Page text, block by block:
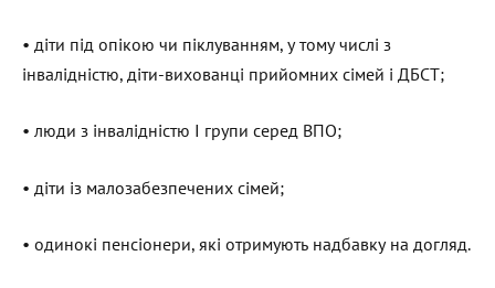
• діти під опікою чи піклуванням, у тому числі з
інвалідністю, діти-вихованці прийомних сімей і ДБСТ;
• люди з інвалідністю I групи серед ВПО;
• діти із малозабезпечених сімей;
• одинокі пенсіонери, які отримують надбавку на догляд.